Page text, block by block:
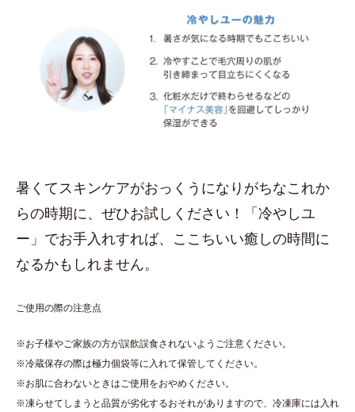
暑くてスキンケアがおっくうになりがちなこれか
らの時期に、ぜひお試しください！「冷やしユ
ー」でお手入れすれば、ここちいい癒しの時間に
なるかもしれません。
ご使用の際の注意点
※お子様やご家族の方が誤飲誤食されないようご注意ください。
※冷蔵保存の際は極力個袋等に入れて保管してください。
※お肌に合わないときはご使用をおやめください。
※凍らせてしまうと品質が劣化するおそれがありますので、冷凍庫には入れ